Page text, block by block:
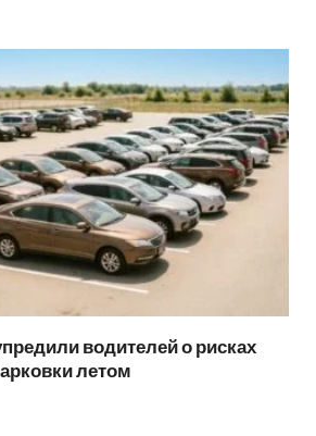
водителей о рисках
летом